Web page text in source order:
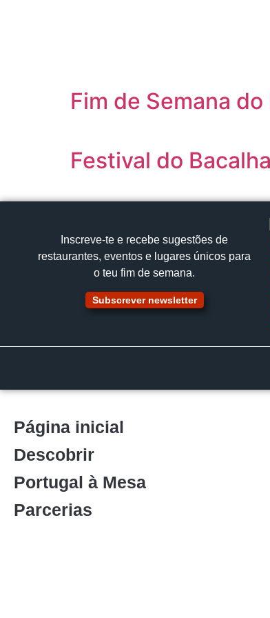
Fim de Semana
Festival do
Inscreve‑te e recebe sugestões de
restaurantes, eventos e lugares únicos para
o teu fim de semana.
Subscrever newsletter
Página inicial
Descobrir
Portugal à Mesa
Parcerias